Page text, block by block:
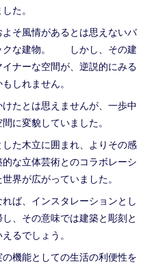
た。
そ風情があるとは思えないバ
クな建物。 しかし、その建
ナーな空間が、逆説的にみる
しれません。
たとは思えませんが、一歩中
に変貌していました。
た木立に囲まれ、よりその感
な立体芸術とのコラボレーシ
界が広がっていました。
ば、インスタレーションとし
、その意味では建築と彫刻と
るでしょう。
機能としての生活の利便性を